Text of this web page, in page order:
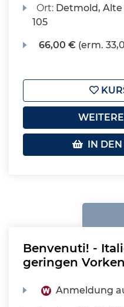
Ort: Detmold, Alte
105
66,00 € (erm.
IN DEN
Benvenuti! -
geringen
Anmeldung